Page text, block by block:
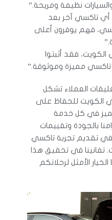
نظيفة ومريحة.”
أي تاكسي آخر بعد
فهم يوفرون أعلى
فقد أثبتوا
مميزة وموثوقة.”
العملاء تشكل
الكويت للحفاظ على
في كل خدمة
بالجودة وتقييمات
في تقديم تجربة تاكسي
تفانينا في تحقيق هذا
الأمثل لرحلاتكم